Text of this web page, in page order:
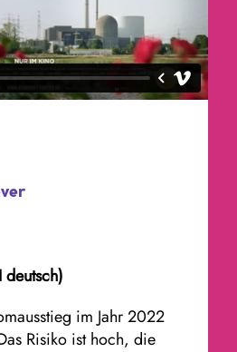
im Jahr 2022
Risiko ist hoch, die